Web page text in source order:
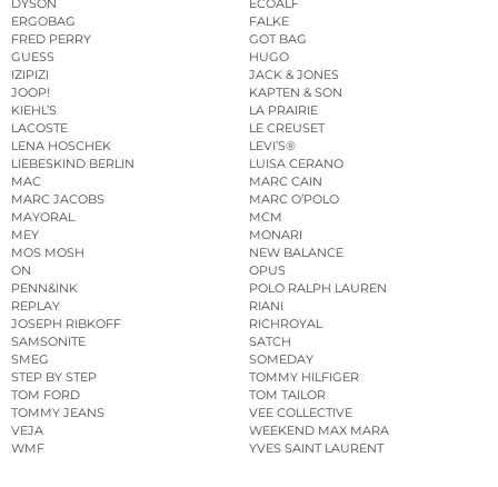
ERGOBAG
FALKE
FRED PERRY
GOT BAG
GUESS
HUGO
IZIPIZI
JACK & JONES
JOOP!
KAPTEN & SON
KIEHL’S
LA PRAIRIE
LACOSTE
LE CREUSET
LENA HOSCHEK
LEVI’S®
LIEBESKIND BERLIN
LUISA CERANO
MAC
MARC CAIN
MARC JACOBS
MARC O’POLO
MAYORAL
MCM
MEY
MONARI
MOS MOSH
NEW BALANCE
ON
OPUS
PENN&INK
POLO RALPH LAUREN
REPLAY
RIANI
JOSEPH RIBKOFF
RICHROYAL
SAMSONITE
SATCH
SMEG
SOMEDAY
STEP BY STEP
TOMMY HILFIGER
TOM FORD
TOM TAILOR
TOMMY JEANS
VEE COLLECTIVE
VEJA
WEEKEND MAX MARA
WMF
YVES SAINT LAURENT